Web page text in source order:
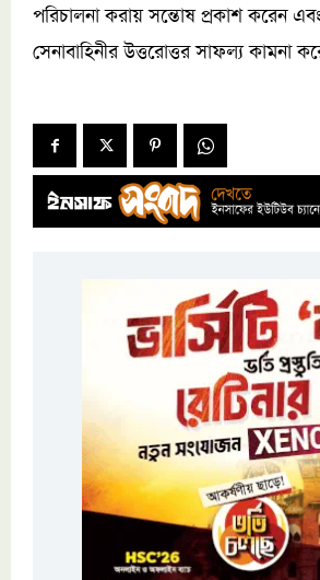
পরিচালনা করায় সন্তোষ প্রকাশ করেন
সেনাবাহিনীর উত্তরোত্তর সাফল্য কামনা